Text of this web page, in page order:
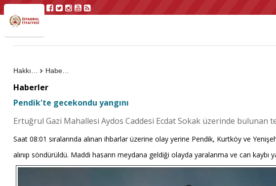
Haberler
Haberler
Pendik'te gecekondu yangını
Ertuğrul Gazi Mahallesi Aydos Caddesi Ecdat Sokak üzerinde bulunan
Saat 08:01 sıralarında alınan ihbarlar üzerine olay yerine Pendik, Kurtköy ve
alınıp söndürüldü. Maddi hasarın meydana geldiği olayda yaralanma ve can kaybı